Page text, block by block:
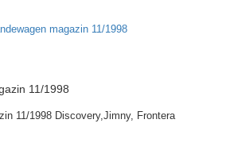
11/1998
11/1998 Discovery,Jimny, Frontera